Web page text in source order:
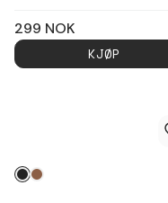
299 NOK
KJØP